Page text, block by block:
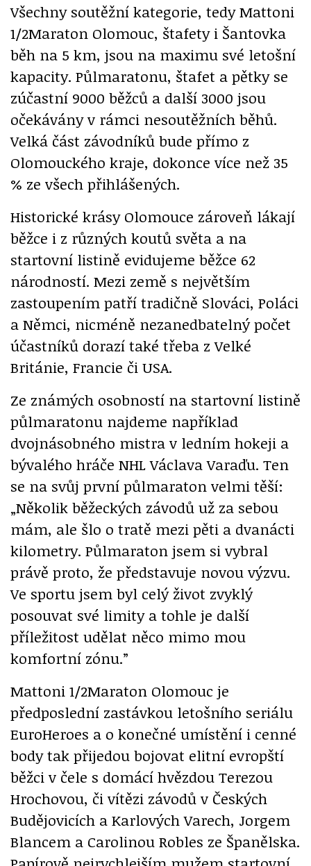
Všechny soutěžní kategorie, tedy Mattoni
1/2Maraton Olomouc, štafety i Šantovka
běh na 5 km, jsou na maximu své letošní
kapacity. Půlmaratonu, štafet a pětky se
zúčastní 9000 běžců a další 3000 jsou
očekávány v rámci nesoutěžních běhů.
Velká část závodníků bude přímo z
Olomouckého kraje, dokonce více než 35
% ze všech přihlášených.
Historické krásy Olomouce zároveň lákají
běžce i z různých koutů světa a na
startovní listině evidujeme běžce 62
národností. Mezi země s největším
zastoupením patří tradičně Slováci, Poláci
a Němci, nicméně nezanedbatelný počet
účastníků dorazí také třeba z Velké
Británie, Francie či USA.
Ze známých osobností na startovní listině
půlmaratonu najdeme například
dvojnásobného mistra v ledním hokeji a
bývalého hráče NHL Václava Varaďu. Ten
se na svůj první půlmaraton velmi těší:
„Několik běžeckých závodů už za sebou
mám, ale šlo o tratě mezi pěti a dvanácti
kilometry. Půlmaraton jsem si vybral
právě proto, že představuje novou výzvu.
Ve sportu jsem byl celý život zvyklý
posouvat své limity a tohle je další
příležitost udělat něco mimo mou
komfortní zónu.”
Mattoni 1/2Maraton Olomouc je
předposlední zastávkou letošního seriálu
EuroHeroes a o konečné umístění i cenné
body tak přijedou bojovat elitní evropští
běžci v čele s domácí hvězdou Terezou
Hrochovou, či vítězi závodů v Českých
Budějovicích a Karlových Varech, Jorgem
Blancem a Carolinou Robles ze Španělska.